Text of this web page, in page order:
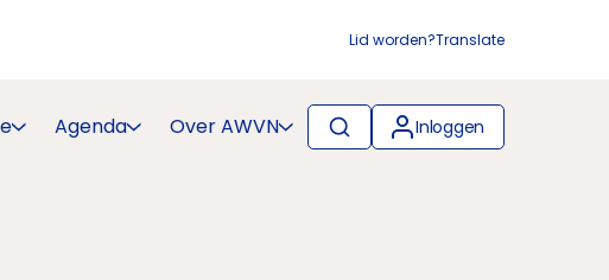
Lid worden?Translate
Agenda Over AWVN Inloggen